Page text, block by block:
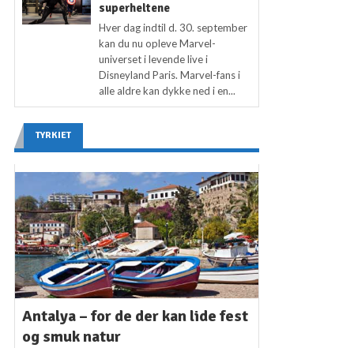
superheltene
Hver dag indtil d. 30. september
kan du nu opleve Marvel-
universet i levende live i
Disneyland Paris. Marvel-fans i
alle aldre kan dykke ned i en...
TYRKIET
Antalya – for de der kan lide fest
og smuk natur